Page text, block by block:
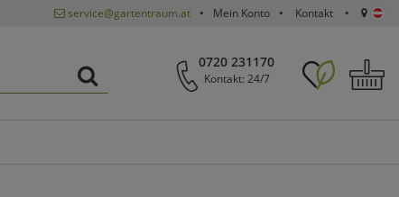
service@gartentraum.at Mein Konto Kontakt
0720 231170
Kontakt: 24/7